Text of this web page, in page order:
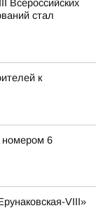
Всероссийских
стал
к
6
VIII»